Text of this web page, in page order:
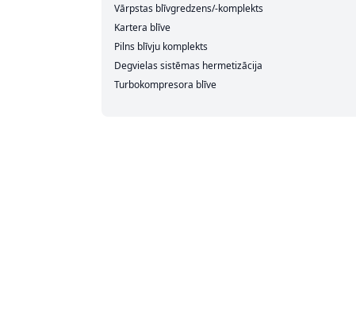
Vārpstas blīvgredzens/-komplekts
Kartera blīve
Pilns blīvju komplekts
Degvielas sistēmas hermetizācija
Turbokompresora blīve